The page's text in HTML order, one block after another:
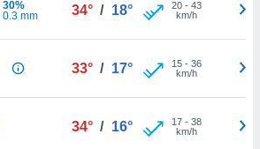
30%
0.3 mm
34° / 18° 20- 43
km/h
33° / 17° 15- 36
km/h
34° / 16° 17- 38
km/h